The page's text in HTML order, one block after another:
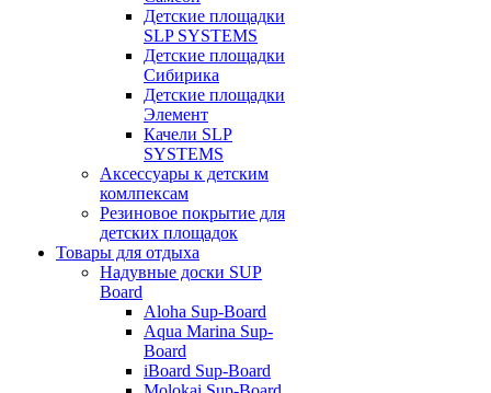
Детские площадки
SLP SYSTEMS
Детские площадки
Сибирика
Детские площадки
Элемент
Качели SLP
SYSTEMS
Аксессуары к детским
комлпексам
Резиновое покрытие для
детских площадок
Товары для отдыха
Надувные доски SUP
Board
Aloha Sup-Board
Aqua Marina Sup-
Board
iBoard Sup-Board